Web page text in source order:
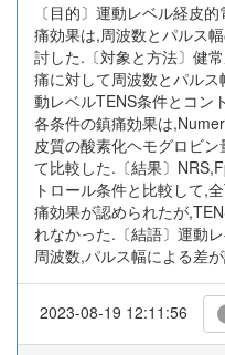
〔目的〕運動レベル経皮
痛効果は,周波数とパルス
討した.〔対象と方法〕健
痛に対して周波数とパル
動レベルTENS条件とコン
各条件の鎮痛効果は
皮質の酸素化ヘモグロビ
て比較した.〔結果〕
トロール条件と比較して,
痛効果が認められたが
れなかった.〔結語〕運動
周波数,パルス幅による差
2023-08-19 12:11:56